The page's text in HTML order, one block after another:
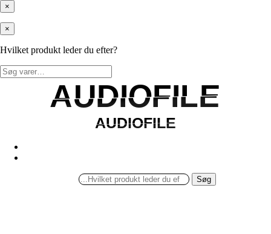
×
×
Hvilket produkt leder du efter?
Søg
efter:
AUDIOFILE
AUDIOFILE
AUDIOFILE
AUDIOFILE
Søg